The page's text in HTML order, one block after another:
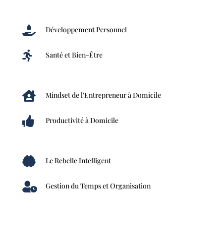
 Développement Personnel
 Santé et Bien-Être
 Mindset de l'Entrepreneur à Domicile
 Productivité à Domicile
 Le Rebelle Intelligent
 Gestion du Temps et Organisation